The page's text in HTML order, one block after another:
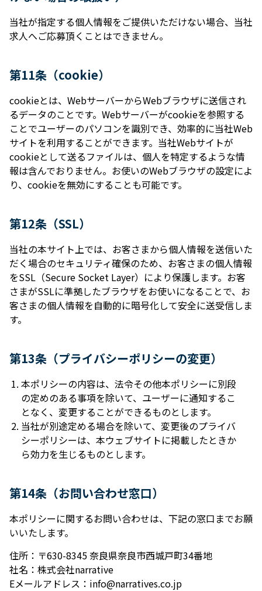
当社が指定する個⼈情報をご提供いただけない場合、当社
求⼈へご応募頂くことはできません。
第11条（cookie）
cookieとは、WebサーバーからWebブラウザに送信され
るデータのことです。Webサーバーがcookieを参照する
ことでユーザーのパソコンを識別でき、効率的に当社Web
サイトを利⽤することができます。当社Webサイトが
cookieとして送るファイルは、個⼈を特定するような情
報は含んでおりません。お使いのWebブラウザの設定によ
り、cookieを無効にすることも可能です。
第12条（SSL）
当社の本サイト上では、お客さまから個⼈情報を送信いた
だく場合のセキュリティ確保のため、お客さまの個⼈情報
をSSL（Secure Socket Layer）により保護します。お客
さまがSSLに準拠したブラウザをお使いになることで、お
客さまの個⼈情報を⾃動的に暗号化して安全に送受信しま
す。
第13条（プライバシーポリシーの変更）
本ポリシーの内容は、法令その他本ポリシーに別段
の定めのある事項を除いて、ユーザーに通知するこ
となく、変更することができるものとします。
当社が別途定める場合を除いて、変更後のプライバ
シーポリシーは、本ウェブサイトに掲載したときか
ら効⼒を⽣じるものとします。
第14条（お問い合わせ窓⼝）
本ポリシーに関するお問い合わせは、下記の窓⼝までお願
いいたします。
住所：〒630-8345 奈良県奈良市⻄城⼾町34番地
社名：株式会社narrative
Eメールアドレス：info@narratives.co.jp